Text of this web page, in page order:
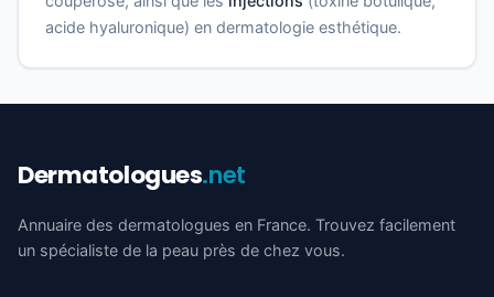
acide hyaluronique) en dermatologie esthétique.
Dermatologues.net
Annuaire des dermatologues en France. Trouvez facilement
un spécialiste de la peau près de chez vous.